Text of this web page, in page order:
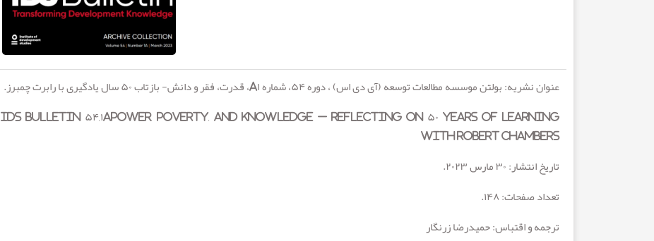
عنوان نشریه: بولتن موسسه مطالعات توسعه (آی دی اس) ، دوره ۵۴، شماره A۱، قدرت، فقر و دانش- بازتاب ۵۰ سال یادگیری با رابرت چمبرز.
IDS Bulletin ۵۴,۱APower, Poverty, and Knowledge – Reflecting on ۵۰ Years of Learning
with Robert Chambers
تاریخ انتشار: ۳۰ مارس ۲۰۲۳.
تعداد صفحات: ۱۴۸.
ترجمه و اقتباس: حمیدرضا زرنگار